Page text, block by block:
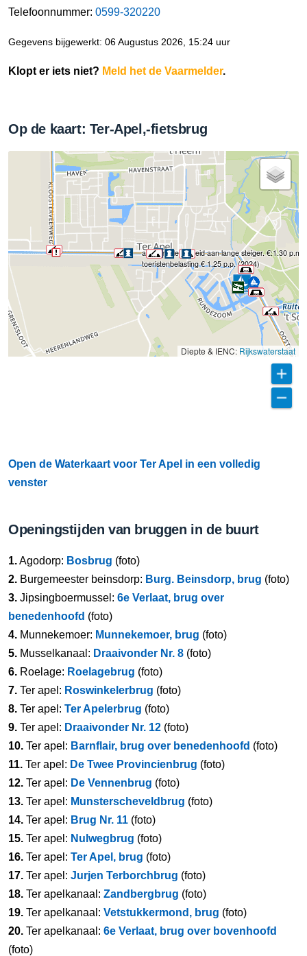
Telefoonnummer: 0599-320220
Gegevens bijgewerkt: 06 Augustus 2026, 15:24 uur
Klopt er iets niet? Meld het de Vaarmelder.
Op de kaart: Ter-Apel,-fietsbrug
afmeergelegenheid aan lange steiger. €:1.30 p.m. ,
toeristenbelasting € 1,25 p.p. (2024)
Diepte & IENC: Rijkswaterstaat
Open de Waterkaart voor Ter Apel in een volledig
venster
Openingstijden van bruggen in de buurt
1.Agodorp: Bosbrug (foto)
2. Burgemeester beinsdorp: Burg. Beinsdorp, brug (foto)
3. Jipsingboermussel: 6e Verlaat, brug over
benedenhoofd (foto)
4. Munnekemoer: Munnekemoer, brug (foto)
5. Musselkanaal: Draaivonder Nr. 8 (foto)
6. Roelage: Roelagebrug (foto)
7. Ter apel: Roswinkelerbrug (foto)
8. Ter apel: Ter Apelerbrug (foto)
9. Ter apel: Draaivonder Nr. 12 (foto)
10. Ter apel: Barnflair, brug over benedenhoofd (foto)
11. Ter apel: De Twee Provincienbrug (foto)
12. Ter apel: De Vennenbrug (foto)
13. Ter apel: Munsterscheveldbrug (foto)
14. Ter apel: Brug Nr. 11 (foto)
15. Ter apel: Nulwegbrug (foto)
16. Ter apel: Ter Apel, brug (foto)
17. Ter apel: Jurjen Terborchbrug (foto)
18. Ter apelkanaal: Zandbergbrug (foto)
19. Ter apelkanaal: Vetstukkermond, brug (foto)
20. Ter apelkanaal: 6e Verlaat, brug over bovenhoofd
(foto)